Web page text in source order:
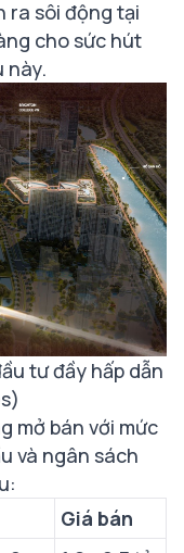
ra sôi động tại
cho sức hút
này.
tư đầy hấp dẫn
mở bán với mức
và ngân sách
Giá bán